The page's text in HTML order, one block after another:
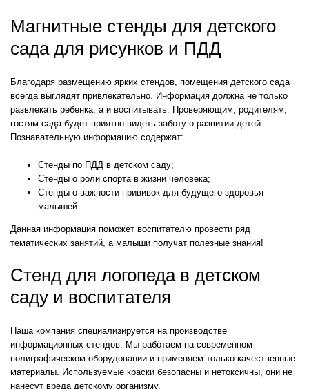
Магнитные стенды для детского
сада для рисунков и ПДД
Благодаря размещению ярких стендов, помещения детского сада
всегда выглядят привлекательно. Информация должна не только
развлекать ребенка, а и воспитывать. Проверяющим, родителям,
гостям сада будет приятно видеть заботу о развитии детей.
Познавательную информацию содержат:
Стенды по ПДД в детском саду;
Стенды о роли спорта в жизни человека;
Стенды о важности прививок для будущего здоровья
малышей.
Данная информация поможет воспитателю провести ряд
тематических занятий, а малыши получат полезные знания!
Стенд для логопеда в детском
саду и воспитателя
Наша компания специализируется на производстве
информационных стендов. Мы работаем на современном
полиграфическом оборудовании и применяем только качественные
материалы. Используемые краски безопасны и нетоксичны, они не
нанесут вреда детскому организму.